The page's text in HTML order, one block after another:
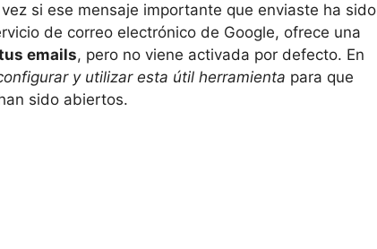
si ese mensaje importante que enviaste ha sido
de correo electrónico de Google, ofrece una
emails, pero no viene activada por defecto. En
y utilizar esta útil herramienta para que
sido abiertos.